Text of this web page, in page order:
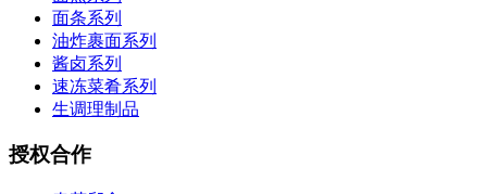
面条系列
油炸裹面系列
酱卤系列
速冻菜肴系列
生调理制品
授权合作